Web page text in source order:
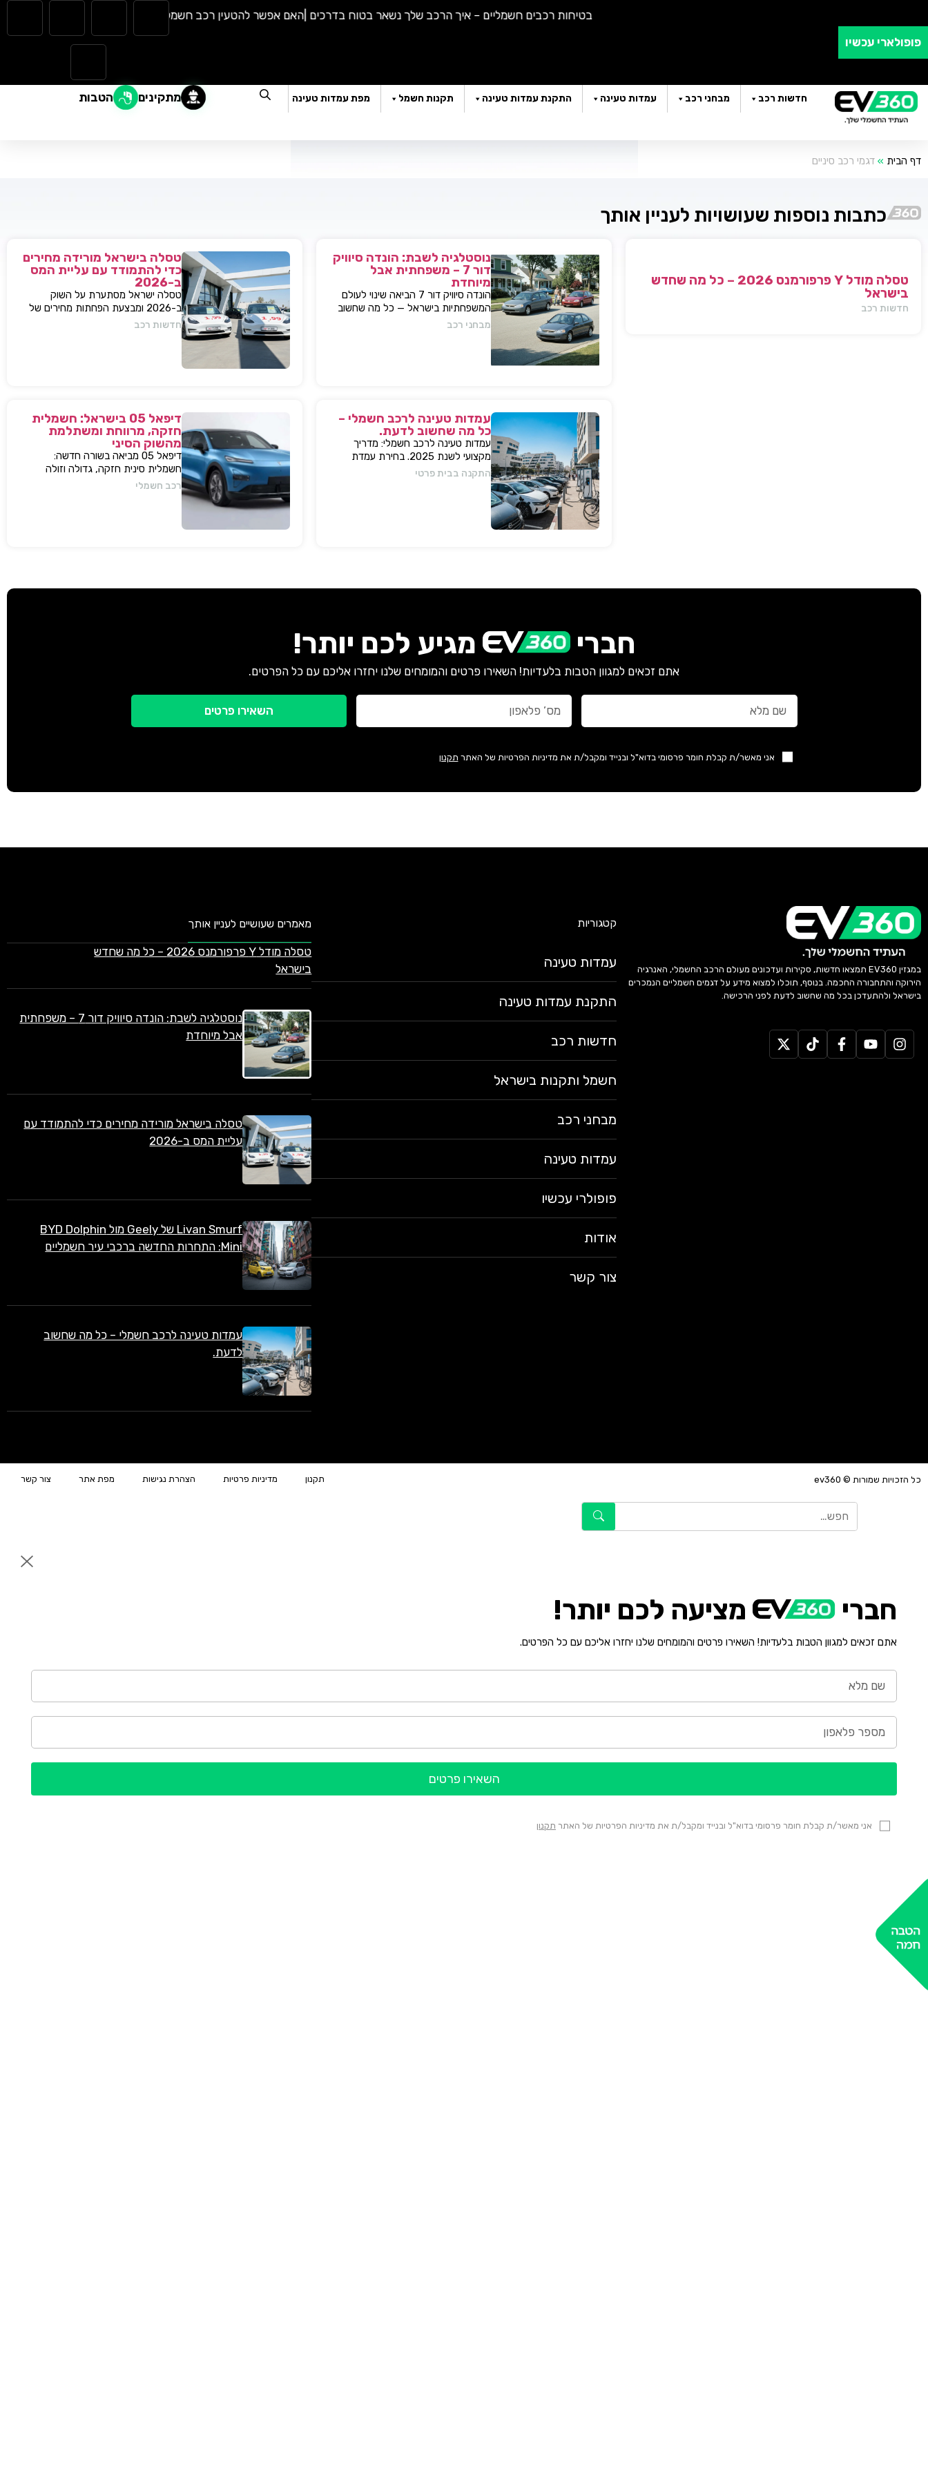
פופולארי עכשיו
בטיחות רכבים חשמליים – איך הרכב שלך נשאר בטוח בדרכים |האם אפשר להטעין רכב חשמלי בגשם? כל מה שצריך לדעת |
חדשות רכב מבחני רכב עמדות טעינה התקנת עמדות טעינה תקנות חשמל מפת עמדות טעינה מתקינים הטבות
דף הבית » דגמי רכב סיניים
כתבות נוספות שעושויות לעניין אותך
טסלה מודל Y פרפורמנס 2026 – כל מה שחדש
בישראל
חדשות רכב
נוסטלגיה לשבת: הונדה סיוויק
דור 7 – משפחתית אבל
מיוחדת
הונדה סיוויק דור 7 הביאה שינוי לעולם
המשפחתיות בישראל — כל מה שחשוב
לדעת, מפרטים ועד השפעות על השוק
מבחני רכב
טסלה בישראל מורידה מחירים
כדי להתמודד עם עליית המס
ב-2026
טסלה ישראל מסתערת על השוק
ב-2026 ומבצעת הפחתות מחירים של
חדשות רכב
עמדות טעינה לרכב חשמלי –
כל מה שחשוב לדעת.
עמדות טעינה לרכב חשמלי: מדריך
מקצועי לשנת 2025. בחירת עמדת
טעינה, התקנה בבית או בבניין, שיקולים,
טיפים, ומענה על כל השאלות המרכזיות.
התקנה בבית פרטי
דיפאל 05 בישראל: חשמלית
חזקה, מרווחת ומשתלמת
מהשוק הסיני
דיפאל 05 מביאה בשורה חדשה:
חשמלית סינית חזקה, גדולה וזולה
שמאיימת לערער את מתחרות יונדאי
וטויוטה. גלה למה היא משנה את חוקי
רכב חשמלי
חברי מגיע לכם יותר!
אתם זכאים למגוון הטבות בלעדיות! השאירו פרטים והמומחים שלנו יחזרו אליכם עם כל הפרטים.
אני מאשר/ת קבלת חומר פרסומי בדוא"ל ובנייד ומקבל/ת את מדיניות הפרטיות של האתר תקנון
השאירו פרטים
במגזין EV360 תמצאו חדשות, סקירות ועדכונים מעולם הרכב החשמלי, האנרגיה
הירוקה והתחבורה החכמה. בנוסף, תוכלו למצוא מידע על דגמים חשמליים הנמכרים
בישראל ולהתעדכן בכל מה שחשוב לדעת לפני הרכישה.
קטגוריות
עמדות טעינה
התקנת עמדות טעינה
חדשות רכב
חשמל ותקנות בישראל
מבחני רכב
עמדות טעינה
פופולרי עכשיו
אודות
צור קשר
מאמרים שעושיים לעניין אותך
טסלה מודל Y פרפורמנס 2026 – כל מה שחדש
בישראל
נוסטלגיה לשבת: הונדה סיוויק דור 7 – משפחתית
אבל מיוחדת
טסלה בישראל מורידה מחירים כדי להתמודד עם
עליית המס ב-2026
Livan Smurf של Geely מול BYD Dolphin
Mini: התחרות החדשה ברכבי עיר חשמליים
עמדות טעינה לרכב חשמלי – כל מה שחשוב
לדעת.
כל הזכויות שמורות © ev360 תקנון מדיניות פרטיות הצהרת נגישות מפת אתר צור קשר
חברי מציעה לכם יותר!
אתם זכאים למגוון הטבות בלעדיות! השאירו פרטים והמומחים שלנו יחזרו אליכם עם כל הפרטים.
אני מאשר/ת קבלת חומר פרסומי בדוא"ל ובנייד ומקבל/ת את מדיניות הפרטיות של האתר תקנון
השאירו פרטים